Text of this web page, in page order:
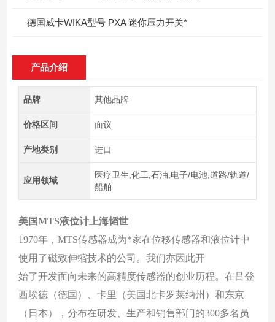
德国威卡WIKA型号 PXA 迷你压力开关*
产品介绍
品牌 其他品牌
价格区间 面议
产地类别 进口
应用领域
医疗卫生,化工,石油,电子/电池,道路/轨道/
船舶
美国MTS液位计上海韬世
1970年，MTS传感器成为*家在位移传感器和液位计中
使用了磁致伸缩技术的公司。我们亦因此开
始了开发面向未来的高精度传感器的创业历程。在吕登
西埃德（德国）、卡里（美国北卡罗莱纳州）和东京
（日本），分布在研发、生产和销售部门的300多名员